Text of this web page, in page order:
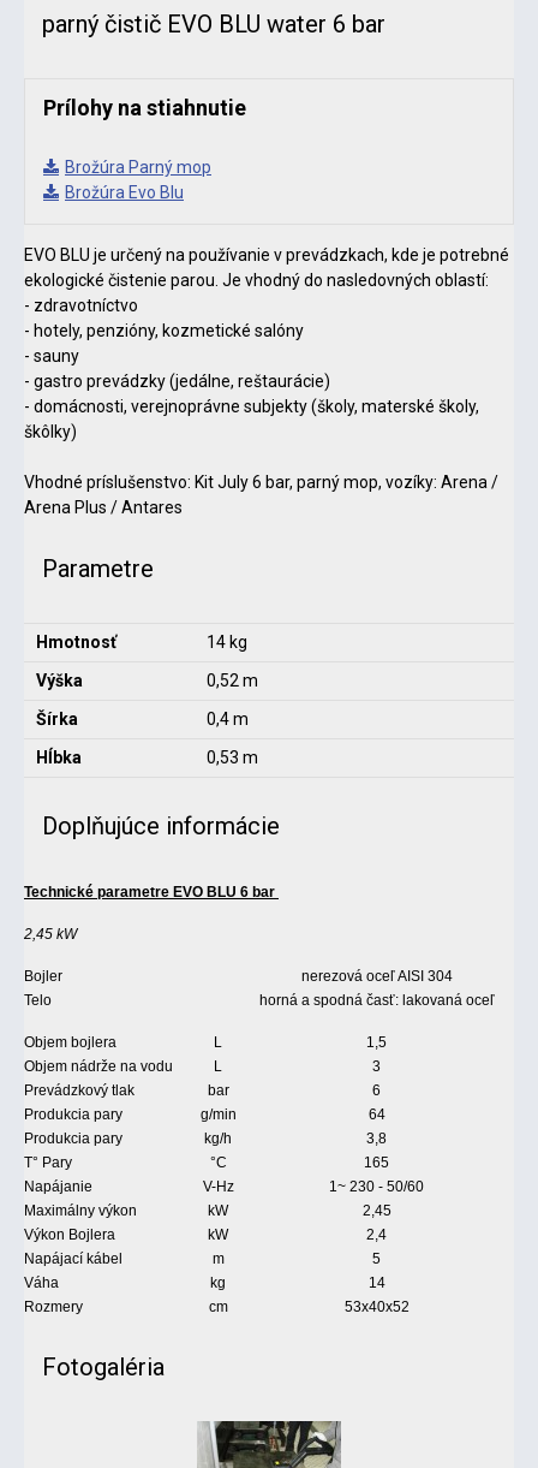
parný čistič EVO BLU water 6 bar
Prílohy na stiahnutie
Brožúra Parný mop
Brožúra Evo Blu
EVO BLU je určený na používanie v prevádzkach, kde je potrebné
ekologické čistenie parou. Je vhodný do nasledovných oblastí:
- zdravotníctvo
- hotely, penzióny, kozmetické salóny
- sauny
- gastro prevádzky (jedálne, reštaurácie)
- domácnosti, verejnoprávne subjekty (školy, materské školy,
škôlky)
Vhodné príslušenstvo: Kit July 6 bar, parný mop, vozíky: Arena /
Arena Plus / Antares
Parametre
Hmotnosť
14 kg
Výška
0,52 m
Šírka
0,4 m
Hĺbka
0,53 m
Doplňujúce informácie
Technické parametre EVO BLU 6 bar
2,45 kW
Bojler
nerezová oceľ AISI 304
Telo
horná a spodná časť: lakovaná oceľ
Objem bojlera L
1,5
Objem nádrže na vodu
L
3
Prevádzkový tlak
bar
6
Produkcia pary
g/min
64
Produkcia pary
kg/h
3,8
T° Pary
°C
165
Napájanie
V-Hz
1~ 230 - 50/60
Maximálny výkon
kW
2,45
Výkon Bojlera
kW
2,4
Napájací kábel
m
5
Váha
kg
14
Rozmery
cm 53x40x52
Fotogaléria